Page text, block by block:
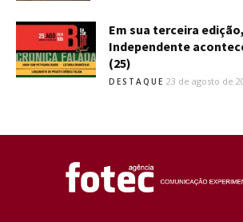
Em sua terceira
Independente
(25)
DESTAQUE 23 de agosto de